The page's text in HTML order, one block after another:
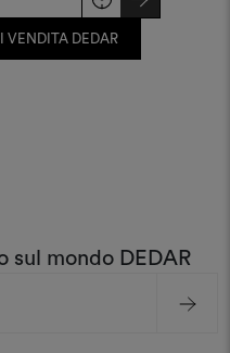
VENDITA DEDAR
sul mondo DEDAR